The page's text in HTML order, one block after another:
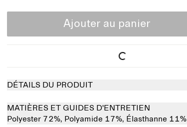
Ajouter au panier
DÉTAILS DU PRODUIT
MATIÈRES ET GUIDES D'ENTRETIEN
Polyester 72%, Polyamide 17%, Élasthanne 11%